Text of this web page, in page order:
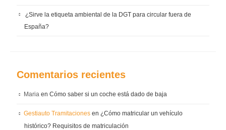
¿Sirve la etiqueta ambiental de la DGT para circular fuera de
España?
Comentarios recientes
Maria en Cómo saber si un coche está dado de baja
Gestiauto Tramitaciones en ¿Cómo matricular un vehículo
histórico? Requisitos de matriculación